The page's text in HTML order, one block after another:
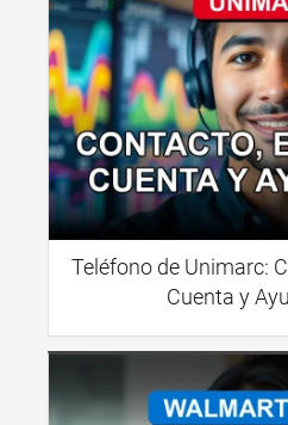
Teléfono de Unimarc:
Cuenta y